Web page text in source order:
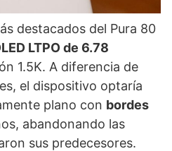
destacados del Pura 80
LTPO de 6.78
1.5K. A diferencia de
el dispositivo optaría
plano con bordes
abandonando las
sus predecesores.